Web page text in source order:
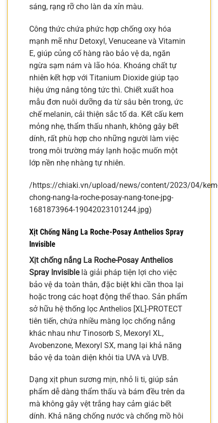
sáng, rạng rỡ cho làn da xỉn màu.
Công thức chứa phức hợp chống oxy hóa
mạnh mẽ như Detoxyl, Venuceane và Vitamin
E, giúp củng cố hàng rào bảo vệ da, ngăn
ngừa sạm nám và lão hóa. Khoáng chất tự
nhiên kết hợp với Titanium Dioxide giúp tạo
hiệu ứng nâng tông tức thì. Chiết xuất hoa
mẫu đơn nuôi dưỡng da từ sâu bên trong, ức
chế melanin, cải thiện sắc tố da. Kết cấu kem
mỏng nhẹ, thẩm thấu nhanh, không gây bết
dính, rất phù hợp cho những người làm việc
trong môi trường máy lạnh hoặc muốn một
lớp nền nhẹ nhàng tự nhiên.
/https://chiaki.vn/upload/news/content/2023/04/
chong-nang-la-roche-posay-nang-tone-jpg-
1681873964-19042023101244.jpg)
Xịt Chống Nắng La Roche-Posay Anthelios Spray
Invisible
Xịt chống nắng La Roche-Posay Anthelios
Spray Invisiblelà giải pháp tiện lợi cho việc
bảo vệ da toàn thân, đặc biệt khi cần thoa lại
hoặc trong các hoạt động thể thao. Sản phẩm
sở hữu hệ thống lọc Anthelios [XL]-PROTECT
tiên tiến, chứa nhiều màng lọc chống nắng
khác nhau như Tinosorb S, Mexoryl XL,
Avobenzone, Mexoryl SX, mang lại khả năng
bảo vệ da toàn diện khỏi tia UVA và UVB.
Dạng xịt phun sương mịn, nhỏ li ti, giúp sản
phẩm dễ dàng thẩm thấu và bám đều trên da
mà không gây vệt trắng hay cảm giác bết
dính. Khả năng chống nước và chống mồ hôi